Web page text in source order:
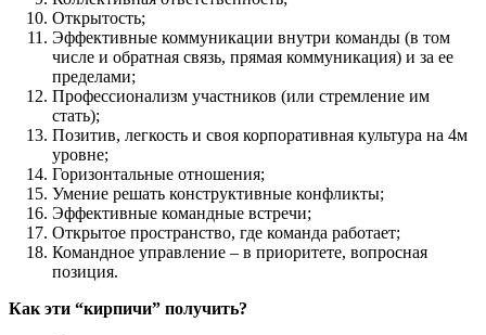
Открытость;
Эффективные коммуникации внутри команды (в том
числе и обратная связь, прямая коммуникация) и за ее
пределами;
Профессионализм участников (или стремление им
стать);
Позитив, легкость и своя корпоративная культура на 4м
уровне;
Горизонтальные отношения;
Умение решать конструктивные конфликты;
Эффективные командные встречи;
Открытое пространство, где команда работает;
Командное управление – в приоритете, вопросная
позиция.
Как эти “кирпичи” получить?